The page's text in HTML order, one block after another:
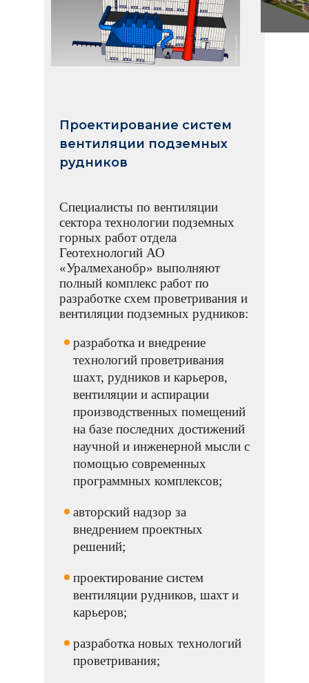
Проектирование систем
вентиляции подземных
рудников
Специалисты по вентиляции
сектора технологии подземных
горных работ отдела
Геотехнологий АО
«Уралмеханобр» выполняют
полный комплекс работ по
разработке схем проветривания и
вентиляции подземных рудников:
разработка и внедрение
технологий проветривания
шахт, рудников и карьеров,
вентиляции и аспирации
производственных помещений
на базе последних достижений
научной и инженерной мысли с
помощью современных
программных комплексов;
авторский надзор за
внедрением проектных
решений;
проектирование систем
вентиляции рудников, шахт и
карьеров;
разработка новых технологий
проветривания;